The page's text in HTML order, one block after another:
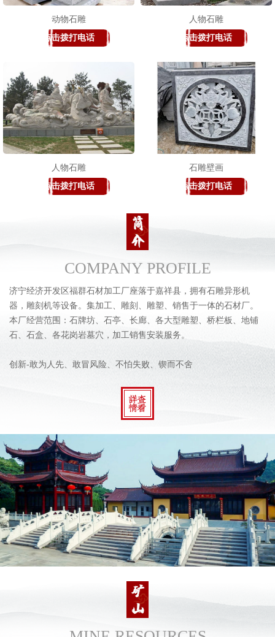
动物石雕
点击拨打电话
人物石雕
点击拨打电话
人物石雕
点击拨打电话
石雕壁画
点击拨打电话
COMPANY PROFILE
济宁经济开发区福群石材加工厂座落于嘉祥县，拥有石雕异形机
器，雕刻机等设备。集加工、雕刻、雕塑、销售于一体的石材厂。
本厂经营范围：石牌坊、石亭、长廊、各大型雕塑、桥栏板、地铺
石、石盒、各花岗岩墓穴，加工销售安装服务。
创新-敢为人先、敢冒风险、不怕失败、锲而不舍